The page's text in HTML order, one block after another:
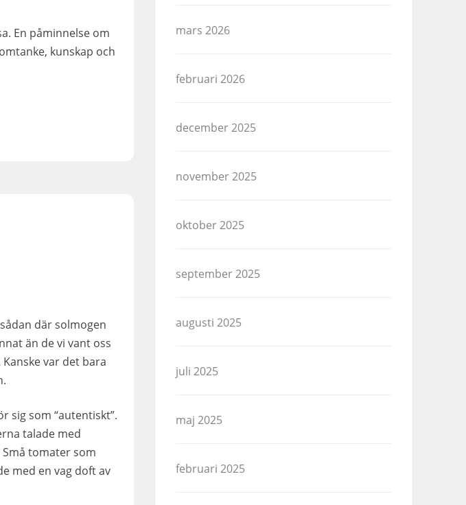
En påminnelse om
kunskap och
där solmogen
än de vi vant oss
var det bara
sig som “autentiskt”.
talade med
tomater som
med en vag doft av
mars 2026
februari 2026
december 2025
november 2025
oktober 2025
september 2025
augusti 2025
juli 2025
maj 2025
februari 2025